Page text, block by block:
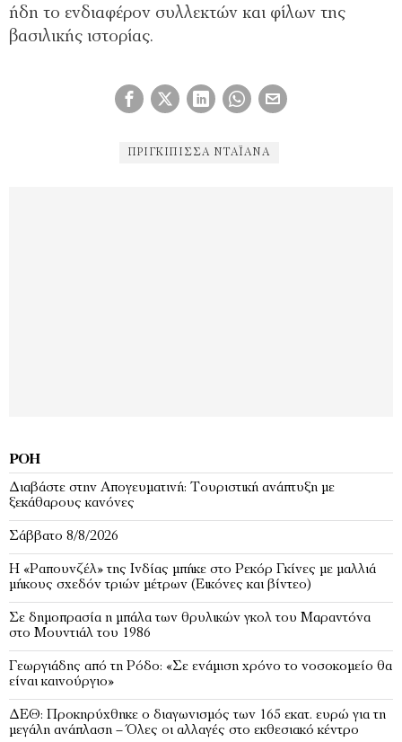
ήδη το ενδιαφέρον συλλεκτών και φίλων της
βασιλικής ιστορίας.
ΠΡΙΓΚΊΠΙΣΣΑ ΝΤΑΪΆΝΑ
ΡΟΉ
Διαβάστε στην Απογευματινή: Τουριστική ανάπτυξη με
ξεκάθαρους κανόνες
Σάββατο 8/8/2026
Η «Ραπουνζέλ» της Ινδίας μπήκε στο Ρεκόρ Γκίνες με μαλλιά
μήκους σχεδόν τριών μέτρων (Εικόνες και βίντεο)
Σε δημοπρασία η μπάλα των θρυλικών γκολ του Μαραντόνα
στο Μουντιάλ του 1986
Γεωργιάδης από τη Ρόδο: «Σε ενάμιση χρόνο το νοσοκομείο θα
είναι καινούργιο»
ΔΕΘ: Προκηρύχθηκε ο διαγωνισμός των 165 εκατ. ευρώ για τη
μεγάλη ανάπλαση – Όλες οι αλλαγές στο εκθεσιακό κέντρο